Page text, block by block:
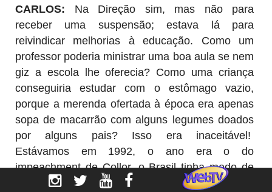
CARLOS:
Na Direção sim, mas não para
receber uma suspensão; estava lá para
reivindicar melhorias à educação. Como um
professor poderia ministrar uma boa aula se nem
giz a escola lhe oferecia? Como uma criança
conseguiria estudar com o estômago vazio,
porque a merenda ofertada à época era apenas
sopa de macarrão com alguns legumes doados
por alguns pais? Isso era inaceitável!
Estávamos em 1992, o ano era o do
impeachment de Collor, o Brasil tinha medo de
regredir à ditadura e os caras-pintadas, jovens